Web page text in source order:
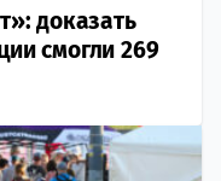
доказать
смогли 269